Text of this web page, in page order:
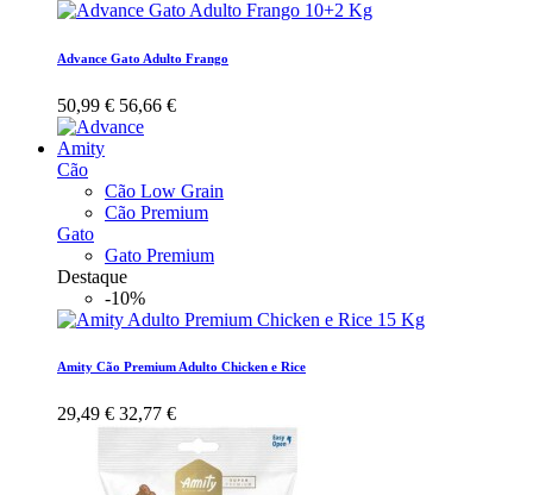
Advance Gato Adulto Frango
50,99 € 56,66 €
Amity
Cão
Cão Low Grain
Cão Premium
Gato
Gato Premium
Destaque
-10%
Amity Cão Premium Adulto Chicken e Rice
29,49 € 32,77 €